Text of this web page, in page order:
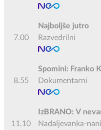
7.00
Najboljše jutro
Razvedrilni
8.55
Spomini: Franko
Dokumentarni
11.10
IzBRANO: V
Dominique
Nadaljevanka-